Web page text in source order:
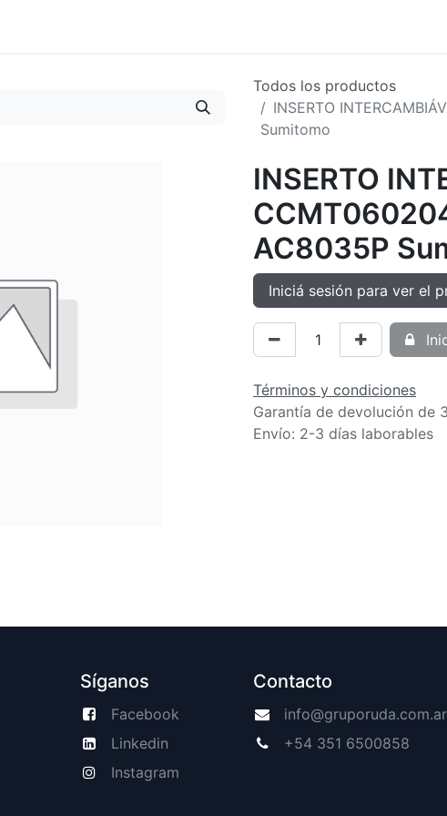
Todos los productos
INSERTO
Sumitomo
INSERTO
AC8035P
Iniciá sesión para ver el
Términos y condiciones
Garantía de devolución de
Envío: 2-3 días laborables
Síganos
Facebook
Linkedin
Instagram
Contacto
info@gruporuda.com.ar
+54 351 6500858